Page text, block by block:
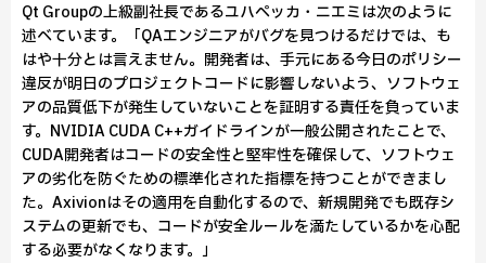
Qt Groupの上級副社長であるユハペッカ・ニエミは次のように
述べています。「QAエンジニアがバグを見つけるだけでは、も
はや十分とは言えません。開発者は、手元にある今日のポリシー
違反が明日のプロジェクトコードに影響しないよう、ソフトウェ
アの品質低下が発生していないことを証明する責任を負っていま
す。NVIDIA CUDA C++ガイドラインが一般公開されたことで、
CUDA開発者はコードの安全性と堅牢性を確保して、ソフトウェ
アの劣化を防ぐための標準化された指標を持つことができまし
た。Axivionはその適用を自動化するので、新規開発でも既存シ
ステムの更新でも、コードが安全ルールを満たしているかを心配
する必要がなくなります。」